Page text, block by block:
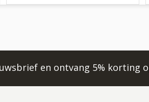
en ontvang 5% korting